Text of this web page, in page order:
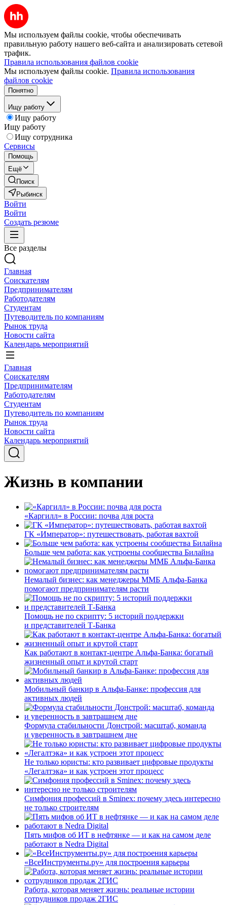
Мы используем файлы cookie, чтобы обеспечивать
правильную работу нашего веб-сайта и анализировать сетевой
трафик.
Правила использования файлов cookie
Мы используем файлы cookie. Правила использования
файлов cookie
Понятно
Ищу работу
Ищу работу
Ищу работу
Ищу сотрудника
Сервисы
Помощь
Ещё
Поиск
Рыбинск
Войти
Войти
Создать резюме
Все разделы
Главная
Соискателям
Предпринимателям
Работодателям
Студентам
Путеводитель по компаниям
Рынок труда
Новости сайта
Календарь мероприятий
Главная
Соискателям
Предпринимателям
Работодателям
Студентам
Путеводитель по компаниям
Рынок труда
Новости сайта
Календарь мероприятий
Жизнь в компании
«Каргилл» в России: почва для роста
ГК «Император»: путешествовать, работая вахтой
Больше чем работа: как устроены сообщества Билайна
Немалый бизнес: как менеджеры ММБ Альфа-Банка
помогают предпринимателям расти
Помощь не по скрипту: 5 историй поддержки
и представителей Т-Банка
Как работают в контакт-центре Альфа-Банка: богатый
жизненный опыт и крутой старт
Мобильный банкир в Альфа-Банке: профессия для
активных людей
Формула стабильности Донстрой: масштаб, команда
и уверенность в завтрашнем дне
Не только юристы: кто развивает цифровые продукты
«Легалтэка» и как устроен этот процесс
Симфония профессий в Sminex: почему здесь интересно
не только строителям
Пять мифов об ИТ в нефтянке — и как на самом деле
работают в Nedra Digital
«ВсеИнструменты.ру» для построения карьеры
Работа, которая меняет жизнь: реальные истории
сотрудников продаж 2ГИС